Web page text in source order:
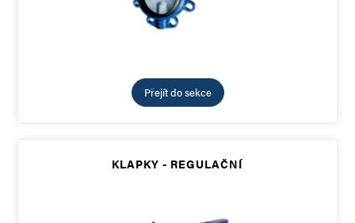
Přejít do sekce
KLAPKY - REGULAČNÍ